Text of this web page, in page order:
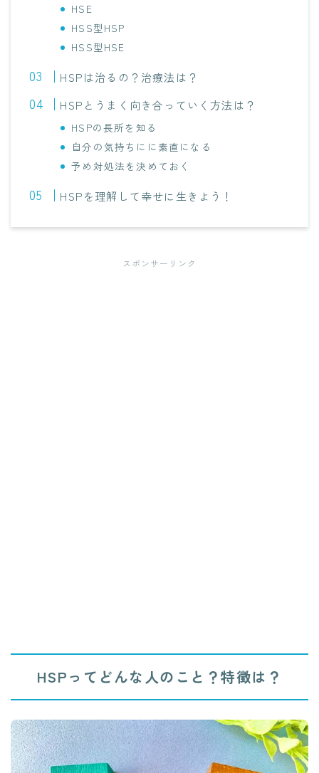
HSE
HSS型HSP
HSS型HSE
HSPは治るの？治療法は？
HSPとうまく向き合っていく方法は？
HSPの長所を知る
自分の気持ちにに素直になる
予め対処法を決めておく
HSPを理解して幸せに生きよう！
スポンサーリンク
HSPってどんな人のこと？特徴は？